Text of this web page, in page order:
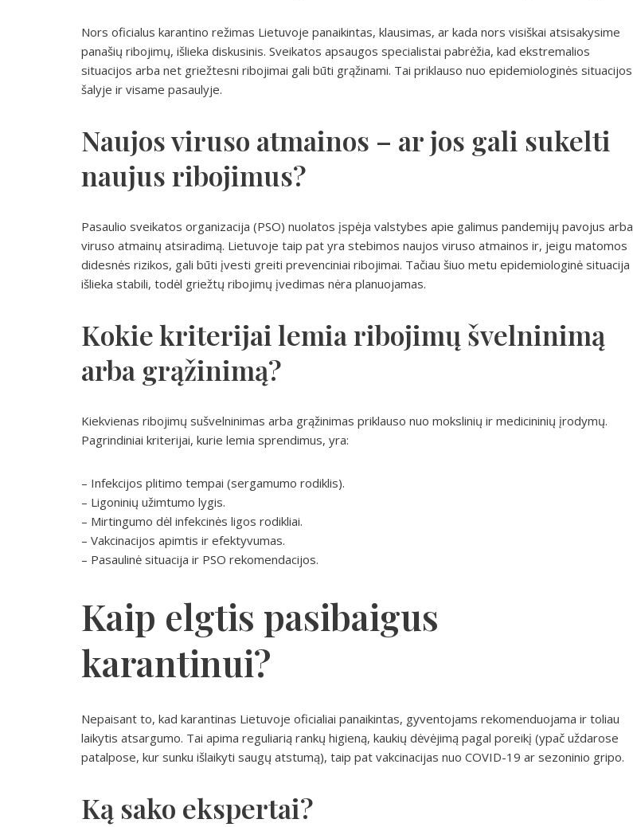
Nors oficialus karantino režimas Lietuvoje panaikintas, klausimas, ar kada nors visiškai atsisakysime
panašių ribojimų, išlieka diskusinis. Sveikatos apsaugos specialistai pabrėžia, kad ekstremalios
situacijos arba net griežtesni ribojimai gali būti grąžinami. Tai priklauso nuo epidemiologinės situacijos
šalyje ir visame pasaulyje.
Naujos viruso atmainos – ar jos gali sukelti
naujus ribojimus?
Pasaulio sveikatos organizacija (PSO) nuolatos įspėja valstybes apie galimus pandemijų pavojus arba
viruso atmainų atsiradimą. Lietuvoje taip pat yra stebimos naujos viruso atmainos ir, jeigu matomos
didesnės rizikos, gali būti įvesti greiti prevenciniai ribojimai. Tačiau šiuo metu epidemiologinė situacija
išlieka stabili, todėl griežtų ribojimų įvedimas nėra planuojamas.
Kokie kriterijai lemia ribojimų švelninimą
arba grąžinimą?
Kiekvienas ribojimų sušvelninimas arba grąžinimas priklauso nuo mokslinių ir medicininių įrodymų.
Pagrindiniai kriterijai, kurie lemia sprendimus, yra:
– Infekcijos plitimo tempai (sergamumo rodiklis).
– Ligoninių užimtumo lygis.
– Mirtingumo dėl infekcinės ligos rodikliai.
– Vakcinacijos apimtis ir efektyvumas.
– Pasaulinė situacija ir PSO rekomendacijos.
Kaip elgtis pasibaigus
karantinui?
Nepaisant to, kad karantinas Lietuvoje oficialiai panaikintas, gyventojams rekomenduojama ir toliau
laikytis atsargumo. Tai apima reguliarią rankų higieną, kaukių dėvėjimą pagal poreikį (ypač uždarose
patalpose, kur sunku išlaikyti saugų atstumą), taip pat vakcinacijas nuo COVID-19 ar sezoninio gripo.
Ką sako ekspertai?